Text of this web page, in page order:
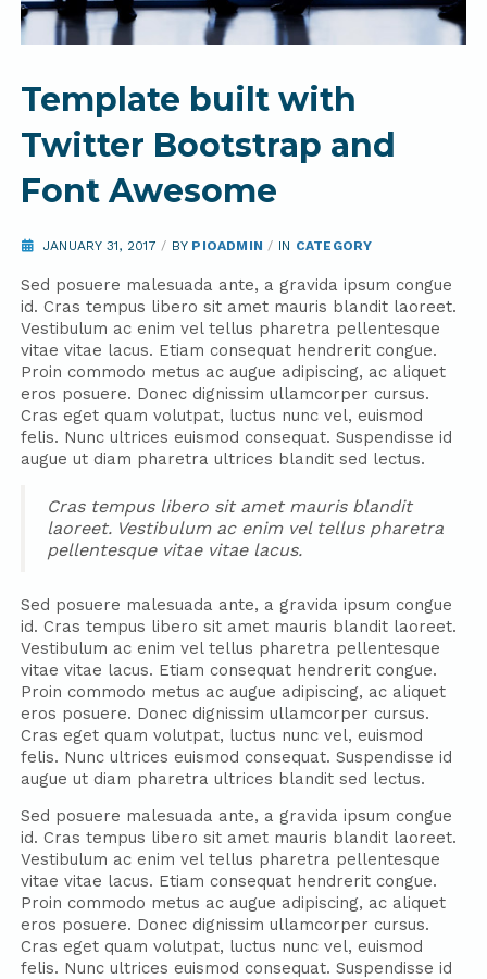
Template built with
Twitter Bootstrap and
Font Awesome
JANUARY 31, 2017/ BY PIOADMIN / IN CATEGORY
Sed posuere malesuada ante, a gravida ipsum congue
id. Cras tempus libero sit amet mauris blandit laoreet.
Vestibulum ac enim vel tellus pharetra pellentesque
vitae vitae lacus. Etiam consequat hendrerit congue.
Proin commodo metus ac augue adipiscing, ac aliquet
eros posuere. Donec dignissim ullamcorper cursus.
Cras eget quam volutpat, luctus nunc vel, euismod
felis. Nunc ultrices euismod consequat. Suspendisse id
augue ut diam pharetra ultrices blandit sed lectus.
Cras tempus libero sit amet mauris blandit
laoreet. Vestibulum ac enim vel tellus pharetra
pellentesque vitae vitae lacus.
Sed posuere malesuada ante, a gravida ipsum congue
id. Cras tempus libero sit amet mauris blandit laoreet.
Vestibulum ac enim vel tellus pharetra pellentesque
vitae vitae lacus. Etiam consequat hendrerit congue.
Proin commodo metus ac augue adipiscing, ac aliquet
eros posuere. Donec dignissim ullamcorper cursus.
Cras eget quam volutpat, luctus nunc vel, euismod
felis. Nunc ultrices euismod consequat. Suspendisse id
augue ut diam pharetra ultrices blandit sed lectus.
Sed posuere malesuada ante, a gravida ipsum congue
id. Cras tempus libero sit amet mauris blandit laoreet.
Vestibulum ac enim vel tellus pharetra pellentesque
vitae vitae lacus. Etiam consequat hendrerit congue.
Proin commodo metus ac augue adipiscing, ac aliquet
eros posuere. Donec dignissim ullamcorper cursus.
Cras eget quam volutpat, luctus nunc vel, euismod
felis. Nunc ultrices euismod consequat. Suspendisse id